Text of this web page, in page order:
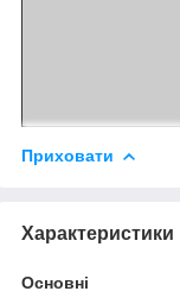
Приховати
Характеристики
Основні